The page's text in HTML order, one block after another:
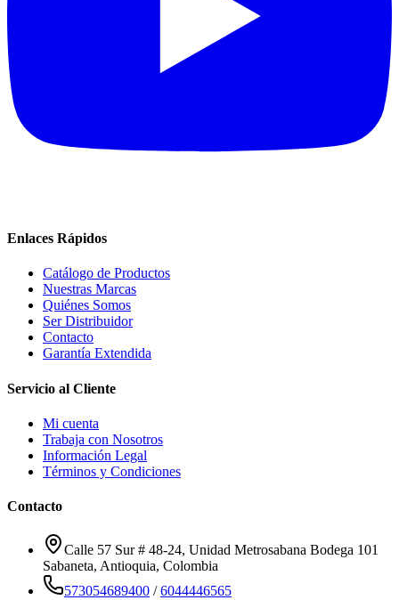
Enlaces Rápidos
Catálogo de Productos
Nuestras Marcas
Quiénes Somos
Ser Distribuidor
Contacto
Garantía Extendida
Servicio al Cliente
Mi cuenta
Trabaja con Nosotros
Información Legal
Términos y Condiciones
Contacto
Calle 57 Sur # 48-24, Unidad Metrosabana Bodega 101
Sabaneta, Antioquia, Colombia
573054689400 /6044446565